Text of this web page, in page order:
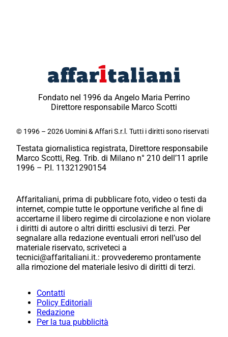
Fondato nel 1996 da Angelo Maria Perrino
Direttore responsabile Marco Scotti
© 1996 – 2026 Uomini & Affari S.r.l. Tutti i diritti sono riservati
Testata giornalistica registrata, Direttore responsabile
Marco Scotti, Reg. Trib. di Milano n° 210 dell’11 aprile
1996 – P.I. 11321290154
Affaritaliani, prima di pubblicare foto, video o testi da
internet, compie tutte le opportune verifiche al fine di
accertarne il libero regime di circolazione e non violare
i diritti di autore o altri diritti esclusivi di terzi. Per
segnalare alla redazione eventuali errori nell’uso del
materiale riservato, scriveteci a
tecnici@affaritaliani.it.: provvederemo prontamente
alla rimozione del materiale lesivo di diritti di terzi.
Contatti
Policy Editoriali
Redazione
Per la tua pubblicità